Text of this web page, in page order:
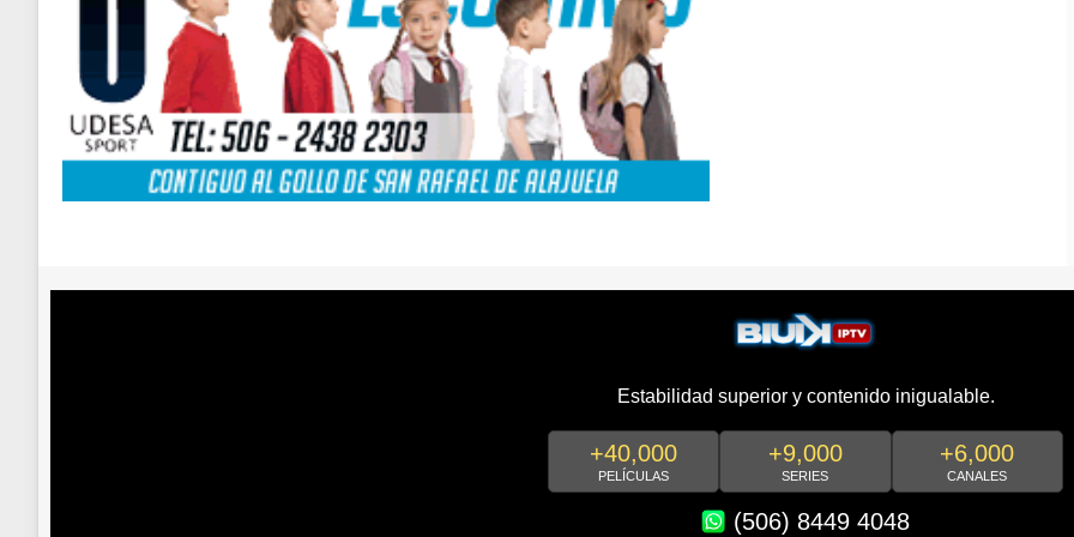
Estabilidad superior y contenido inigualable.
+40,000
PELÍCULAS
+9,000
SERIES
+6,000
CANALES
(506) 8449 4048